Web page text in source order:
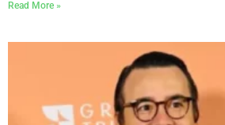
Read More »